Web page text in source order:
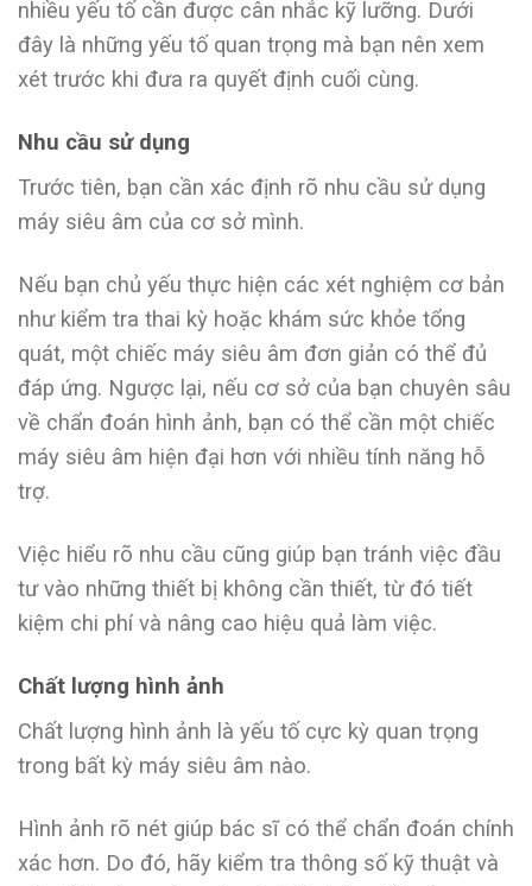
nhiều yếu tố cần được cân nhắc kỹ lưỡng. Dưới
đây là những yếu tố quan trọng mà bạn nên xem
xét trước khi đưa ra quyết định cuối cùng.
Nhu cầu sử dụng
Trước tiên, bạn cần xác định rõ nhu cầu sử dụng
máy siêu âm của cơ sở mình.
Nếu bạn chủ yếu thực hiện các xét nghiệm cơ bản
như kiểm tra thai kỳ hoặc khám sức khỏe tổng
quát, một chiếc máy siêu âm đơn giản có thể đủ
đáp ứng. Ngược lại, nếu cơ sở của bạn chuyên sâu
về chẩn đoán hình ảnh, bạn có thể cần một chiếc
máy siêu âm hiện đại hơn với nhiều tính năng hỗ
trợ.
Việc hiểu rõ nhu cầu cũng giúp bạn tránh việc đầu
tư vào những thiết bị không cần thiết, từ đó tiết
kiệm chi phí và nâng cao hiệu quả làm việc.
Chất lượng hình ảnh
Chất lượng hình ảnh là yếu tố cực kỳ quan trọng
trong bất kỳ máy siêu âm nào.
Hình ảnh rõ nét giúp bác sĩ có thể chẩn đoán chính
xác hơn. Do đó, hãy kiểm tra thông số kỹ thuật và